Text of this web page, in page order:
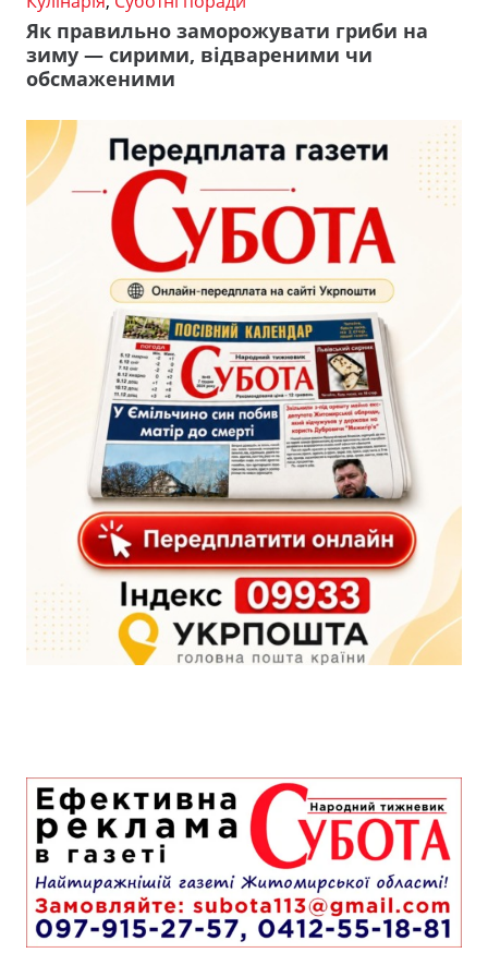
Як правильно заморожувати гриби на
зиму — сирими, відвареними чи
обсмаженими